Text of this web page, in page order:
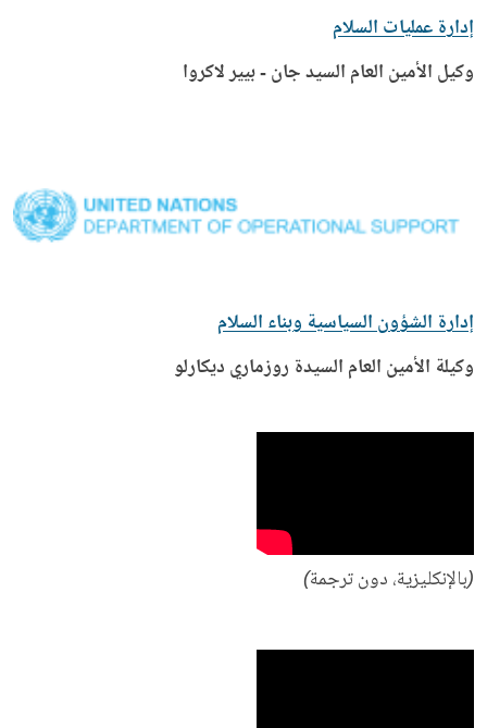
إدارة عمليات السلام
وكيل الأمين العام السيد جان - بيير لاكروا
إدارة الشؤون السياسية وبناء السلام
وكيلة الأمين العام السيدة روزماري ديكارلو
(بالإنكليزية، دون ترجمة)